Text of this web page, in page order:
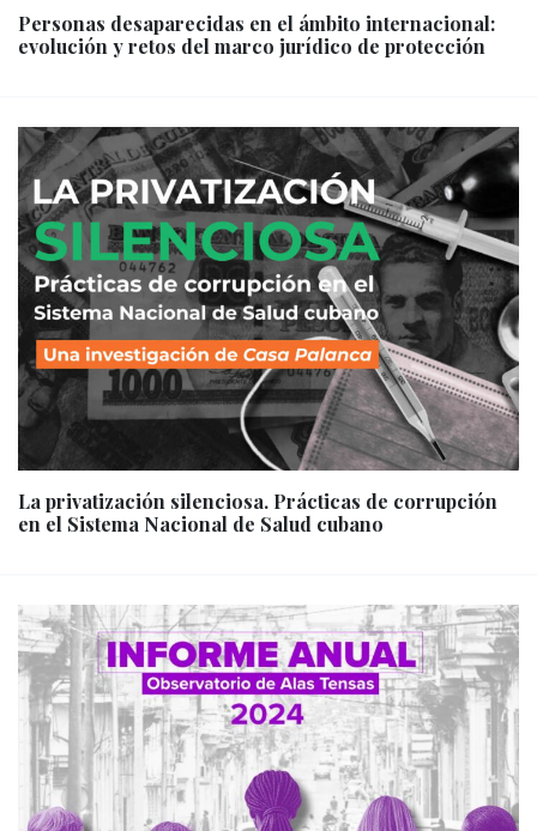
Personas desaparecidas en el ámbito internacional:
evolución y retos del marco jurídico de protección
La privatización silenciosa. Prácticas de corrupción
en el Sistema Nacional de Salud cubano